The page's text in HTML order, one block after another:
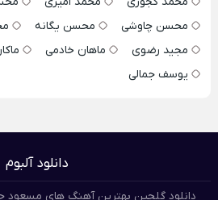
محسن چاوشی
محسن یگانه
مجید رضوی
ماهان خادمی
یوسف جمالی
دانلود آلبوم
دانلود گلچین بهترین آهنگ های مسعود جلیلیان 1405